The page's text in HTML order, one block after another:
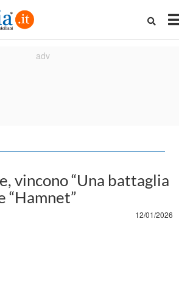
vincono “Una battaglia
“Hamnet”
12/01/2026